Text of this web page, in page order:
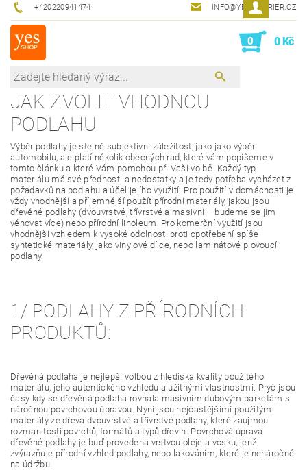
+420220941474 INFO@YESINTERIER.CZ
0 0 Kč
JAK ZVOLIT VHODNOU
PODLAHU
Výběr podlahy je stejně subjektivní záležitost, jako jako výběr
automobilu, ale platí několik obecných rad, které vám popíšeme v
tomto článku a které Vám pomohou při Vaší volbě. Každý typ
materiálu má své přednosti a nedostatky a je tedy potřeba vycházet z
požadavků na podlahu a účel jejího využití. Pro použití v domácnosti je
vždy vhodnější a příjemnější použít přírodní materiály, jakou jsou
dřevěné podlahy (dvouvrstvé, třívrstvé a masivní – budeme se jim
věnovat více) nebo přírodní linoleum. Pro komerční využití jsou
vhodnější vzhledem k vysoké odolnosti proti opotřebení spíše
syntetické materiály, jako vinylové dílce, nebo laminátové plovoucí
podlahy.
1/ PODLAHY Z PŘÍRODNÍCH
PRODUKTŮ:
Dřevěná podlaha je nejlepší volbou z hlediska kvality použitého
materiálu, jeho autentického vzhledu a užitnými vlastnostmi. Pryč jsou
časy kdy se dřevěná podlaha rovnala masivním dubovým parketám s
náročnou povrchovou úpravou. Nyní jsou nejčastějšími použitými
materiály ze dřeva dvouvrstvé a třívrstvé podlahy, které zaujmou
rozmanitostí povrchů, formátů a typů dřevin. Povrchová úprava
dřevěné podlahy je buď provedena vrstvou oleje a vosku, jenž
zvýrazňuje přírodní vzhled podlahy, nebo lakováním, které je nenáročné
na údržbu.